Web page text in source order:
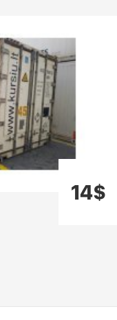
14$